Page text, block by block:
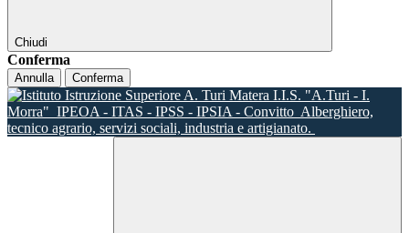
Chiudi
Conferma
Annulla Conferma
I.I.S. "A.Turi - I.
Morra" IPEOA - ITAS - IPSS - IPSIA - Convitto Alberghiero,
tecnico agrario, servizi sociali, industria e artigianato.